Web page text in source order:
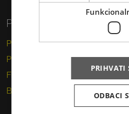
Privatni korisnici
Pismo
Paket
Financijske usluge
Brzojav
PRIHVATI
ODBACI